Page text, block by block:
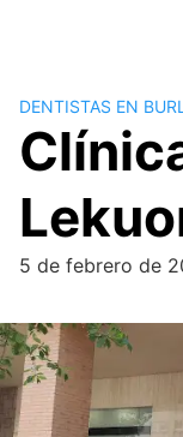
DENTISTAS EN
5 de febrero de